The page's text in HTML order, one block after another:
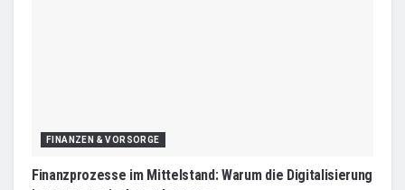
FINANZEN & VORSORGE
Finanzprozesse im Mittelstand: Warum die Digitalisierung